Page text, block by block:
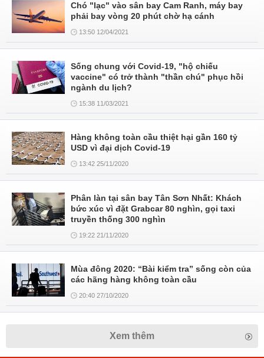
Chó "lạc" vào sân bay Cam Ranh, máy bay
phải bay vòng 20 phút chờ hạ cánh
13:50 12/04/2021
Sống chung với Covid-19, "hộ chiếu
vaccine" có trở thành "thần chú" phục hồi
ngành du lịch?
15:38 11/03/2021
Hàng không toàn cầu thiệt hại gần 160 tỷ
USD vì đại dịch Covid-19
13:42 25/11/2020
Phân làn tại sân bay Tân Sơn Nhất: Khách
bức xúc vì đặt Grabcar 80 nghìn, gọi taxi
truyền thống 300 nghìn
19:22 21/11/2020
Mùa đông 2020: “Bài kiểm tra” sống còn của
các hãng hàng không toàn cầu
20:40 27/10/2020
Xem thêm